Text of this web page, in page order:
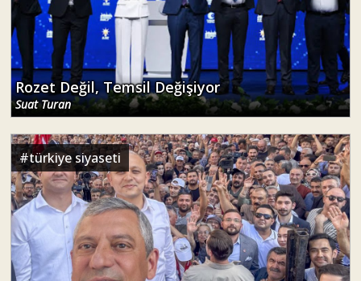
Rozet Değil, Temsil Değişiyor
Suat Turan
#türkiye siyaseti